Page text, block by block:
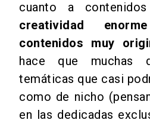
cuanto a
creatividad
contenidos muy
hace que muchas
temáticas que casi
como de nicho
en las dedicadas